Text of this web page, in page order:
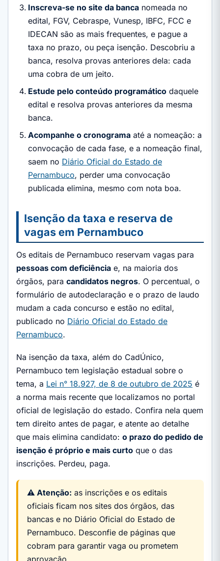
Inscreva-se no site da banca nomeada no
edital, FGV, Cebraspe, Vunesp, IBFC, FCC e
IDECAN são as mais frequentes, e pague a
taxa no prazo, ou peça isenção. Descobriu a
banca, resolva provas anteriores dela: cada
uma cobra de um jeito.
Estude pelo conteúdo programático daquele
edital e resolva provas anteriores da mesma
banca.
Acompanhe o cronograma até a nomeação: a
convocação de cada fase, e a nomeação final,
saem no Diário Oficial do Estado de
Pernambuco, perder uma convocação
publicada elimina, mesmo com nota boa.
Isenção da taxa e reserva de
vagas em Pernambuco
Os editais de Pernambuco reservam vagas para
pessoas com deficiência e, na maioria dos
órgãos, para candidatos negros. O percentual, o
formulário de autodeclaração e o prazo de laudo
mudam a cada concurso e estão no edital,
publicado no Diário Oficial do Estado de
Pernambuco.
Na isenção da taxa, além do CadÚnico,
Pernambuco tem legislação estadual sobre o
tema, a Lei n° 18.927, de 8 de outubro de 2025 é
a norma mais recente que localizamos no portal
oficial de legislação do estado. Confira nela quem
tem direito antes de pagar, e atente ao detalhe
que mais elimina candidato: o prazo do pedido de
isenção é próprio e mais curto que o das
inscrições. Perdeu, paga.
⚠️ Atenção: as inscrições e os editais
oficiais ficam nos sites dos órgãos, das
bancas e no Diário Oficial do Estado de
Pernambuco. Desconfie de páginas que
cobram para garantir vaga ou prometem
aprovação.